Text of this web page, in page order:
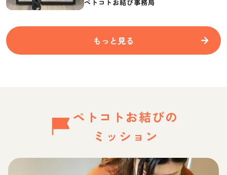
ペトコトお結び事務局
もっと見る
ペトコトお結びの
ミッション